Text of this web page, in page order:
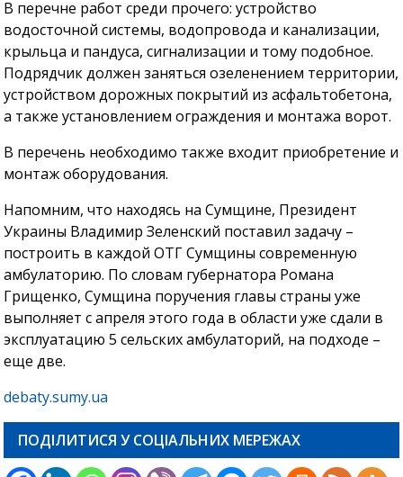
В перечне работ среди прочего: устройство
водосточной системы, водопровода и канализации,
крыльца и пандуса, сигнализации и тому подобное.
Подрядчик должен заняться озеленением территории,
устройством дорожных покрытий из асфальтобетона,
а также установлением ограждения и монтажа ворот.
В перечень необходимо также входит приобретение и
монтаж оборудования.
Напомним, что находясь на Сумщине, Президент
Украины Владимир Зеленский поставил задачу –
построить в каждой ОТГ Сумщины современную
амбулаторию. По словам губернатора Романа
Грищенко, Сумщина поручения главы страны уже
выполняет с апреля этого года в области уже сдали в
эксплуатацию 5 сельских амбулаторий, на подходе –
еще две.
debaty.sumy.ua
ПОДІЛИТИСЯ У СОЦІАЛЬНИХ МЕРЕЖАХ